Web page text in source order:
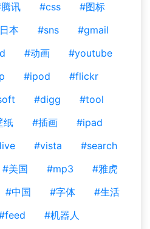
讯 #css
#图标
本 #sns
#gmail
#动画
#youtube
#ipod
#flickr
#digg
#tool
纸 #插画
#ipad
#vista
#search
#美国 #mp3
#雅虎
#中国 #字体
#生活
#机器人